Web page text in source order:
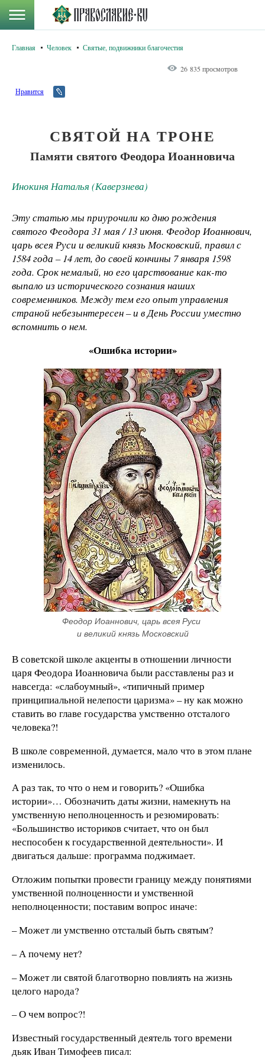
Главная Человек Святые, подвижники благочестия
26 835 просмотров
Нравится
СВЯТОЙ НА ТРОНЕ
Памяти святого Феодора Иоанновича
Инокиня Наталья (Каверзнева)
Эту статью мы приурочили ко дню рождения
святого Феодора 31 мая / 13 июня. Феодор Иоаннович,
царь всея Руси и великий князь Московский, правил с
1584 года – 14 лет, до своей кончины 7 января 1598
года. Срок немалый, но его царствование как-то
выпало из исторического сознания наших
современников. Между тем его опыт управления
страной небезынтересен – и в День России уместно
вспомнить о нем.
«Ошибка истории»
Феодор Иоаннович, царь всея Руси
и великий князь Московский
В советской школе акценты в отношении личности
царя Феодора Иоанновича были расставлены раз и
навсегда: «слабоумный», «типичный пример
принципиальной нелепости царизма» – ну как можно
ставить во главе государства умственно отсталого
человека?!
В школе современной, думается, мало что в этом плане
изменилось.
А раз так, то что о нем и говорить? «Ошибка
истории»… Обозначить даты жизни, намекнуть на
умственную неполноценность и резюмировать:
«Большинство историков считает, что он был
неспособен к государственной деятельности». И
двигаться дальше: программа поджимает.
Отложим попытки провести границу между понятиями
умственной полноценности и умственной
неполноценности; поставим вопрос иначе:
– Может ли умственно отсталый быть святым?
– А почему нет?
– Может ли святой благотворно повлиять на жизнь
целого народа?
– О чем вопрос?!
Известный государственный деятель того времени
дьяк Иван Тимофеев писал: